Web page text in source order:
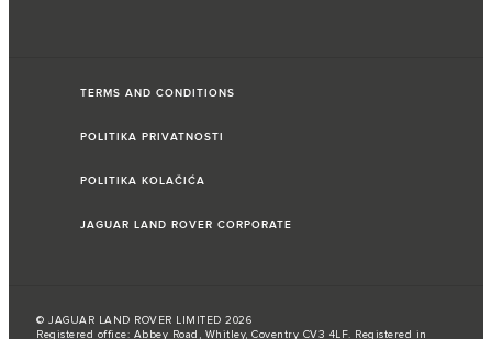
TERMS AND CONDITIONS
POLITIKA PRIVATNOSTI
POLITIKA KOLAČIĆA
JAGUAR LAND ROVER CORPORATE
© JAGUAR LAND ROVER LIMITED 2026
Registered office: Abbey Road, Whitley, Coventry CV3 4LF. Registered in